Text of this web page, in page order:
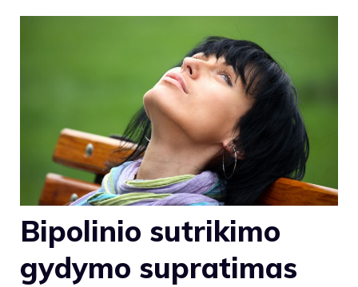
Bipolinio sutrikimo
gydymo supratimas